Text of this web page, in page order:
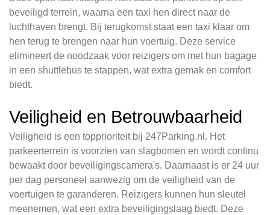
beveiligd terrein, waarna een taxi hen direct naar de
luchthaven brengt. Bij terugkomst staat een taxi klaar om
hen terug te brengen naar hun voertuig. Deze service
elimineert de noodzaak voor reizigers om met hun bagage
in een shuttlebus te stappen, wat extra gemak en comfort
biedt.
Veiligheid en Betrouwbaarheid
Veiligheid is een topprioriteit bij 247Parking.nl. Het
parkeerterrein is voorzien van slagbomen en wordt continu
bewaakt door beveiligingscamera's. Daarnaast is er 24 uur
per dag personeel aanwezig om de veiligheid van de
voertuigen te garanderen. Reizigers kunnen hun sleutel
meenemen, wat een extra beveiligingslaag biedt. Deze